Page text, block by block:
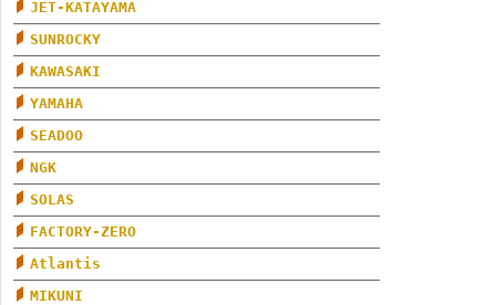
JET-KATAYAMA
SUNROCKY
KAWASAKI
YAMAHA
SEADOO
NGK
SOLAS
FACTORY-ZERO
Atlantis
MIKUNI